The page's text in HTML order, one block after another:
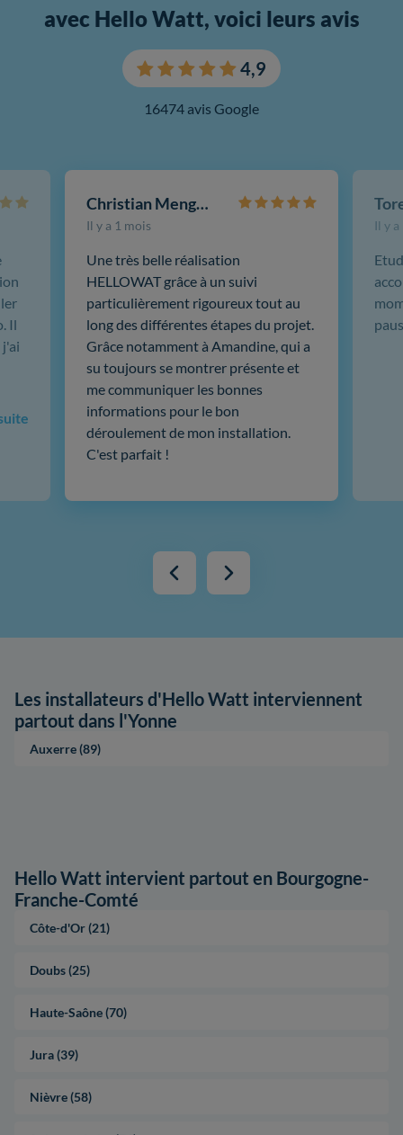
avec Hello Watt, voici leurs avis
4,9
16474 avis Google
Christian Mengotti
Il y a 1 mois
Une très belle réalisation
HELLOWAT grâce à un suivi
particulièrement rigoureux tout au
long des différentes étapes du projet.
Grâce notamment à Amandine, qui a
su toujours se montrer présente et
me communiquer les bonnes
informations pour le bon
déroulement de mon installation.
C'est parfait !
Il y
Il
Les installateurs d'Hello Watt interviennent
partout dans l'Yonne
Auxerre (89)
Hello Watt intervient partout en Bourgogne-
Franche-Comté
Côte-d'Or (21)
Doubs (25)
Haute-Saône (70)
Jura (39)
Nièvre (58)